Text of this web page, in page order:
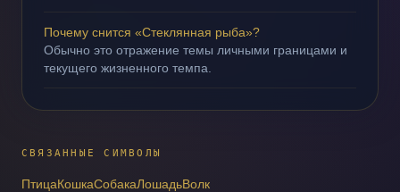
Почему снится «Стеклянная рыба»?
Обычно это отражение темы личными границами и
текущего жизненного темпа.
СВЯЗАННЫЕ СИМВОЛЫ
ПтицаКошкаСобакаЛошадьВолк